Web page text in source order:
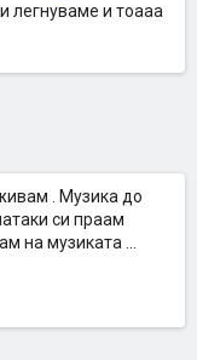
легнуваме и тоааа
. Музика до
си праам
на музиката ...